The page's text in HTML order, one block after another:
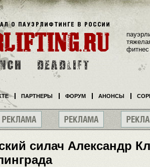
силач Александр
фитнес
ПАРТНЕРЫ ФОРУМ АНОНСЫ